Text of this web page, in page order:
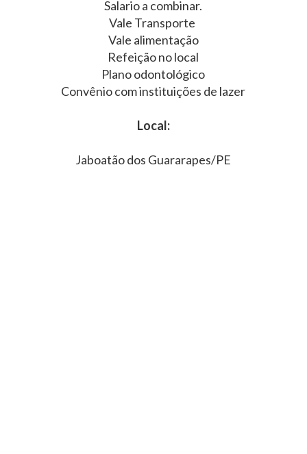
Salario a combinar.
Vale Transporte
Vale alimentação
Refeição no local
Plano odontológico
Convênio com instituições de lazer
Local:
Jaboatão dos Guararapes/PE